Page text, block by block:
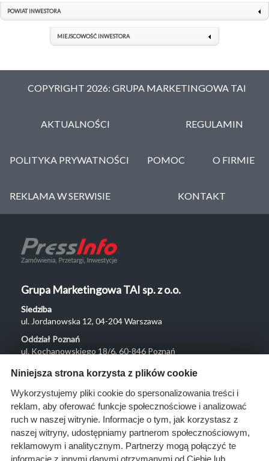
POWIAT INWESTORA
MIEJSCOWOŚĆ INWESTORA
COPYRIGHT 2026: GRUPA MARKETINGOWA TAI
AKTUALNOŚCI REGULAMIN
POLITYKA PRYWATNOŚCI POMOC O FIRMIE
REKLAMA W SERWISIE KONTAKT
Grupa Marketingowa TAI sp. z o.o.
Siedziba
ul. Jordanowska 12, 04-204 Warszawa
Oddział Poznań
ul. Kochanowskiego 18/6, 60-846 Poznań
Menu
O nas
Rozwiązania
Monitoring
przetargów
Niniejsza strona korzysta z plików cookie
Wykorzystujemy pliki cookie do spersonalizowania treści i
reklam, aby oferować funkcje społecznościowe i analizować
ruch w naszej witrynie. Informacje o tym, jak korzystasz z
naszej witryny, udostępniamy partnerom społecznościowym,
reklamowym i analitycznym. Partnerzy mogą połączyć te
informacje z innymi danymi otrzymanymi od Ciebie lub